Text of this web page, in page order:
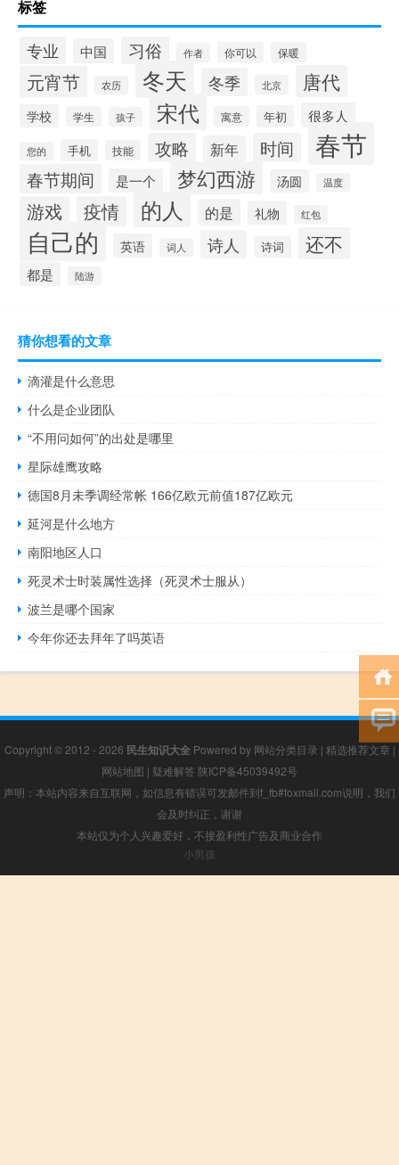
标签
专业 中国 习俗 作者 你可以 保暖
元宵节 农历 冬天 冬季 北京 唐代
学校 学生 孩子 宋代 寓意 年初 很多人
您的 手机 技能 攻略 新年 时间 春节
春节期间 是一个 梦幻西游 汤圆 温度
游戏 疫情 的人 的是 礼物 红包
自己的 英语 词人 诗人 诗词 还不
都是 陆游
猜你想看的文章
滴灌是什么意思
什么是企业团队
“不用问如何”的出处是哪里
星际雄鹰攻略
德国8月未季调经常帐 166亿欧元前值187亿欧元
延河是什么地方
南阳地区人口
死灵术士时装属性选择（死灵术士服从）
波兰是哪个国家
今年你还去拜年了吗英语
Copyright © 2012 - 2026 民生知识大全Powered by 网站分类目录 | 精选推荐文章 |
网站地图 | 疑难解答 陕ICP备45039492号
声明：本站内容来自互联网，如信息有错误可发邮件到f_fb#foxmail.com说明，我们
会及时纠正，谢谢
本站仅为个人兴趣爱好，不接盈利性广告及商业合作
小男孩